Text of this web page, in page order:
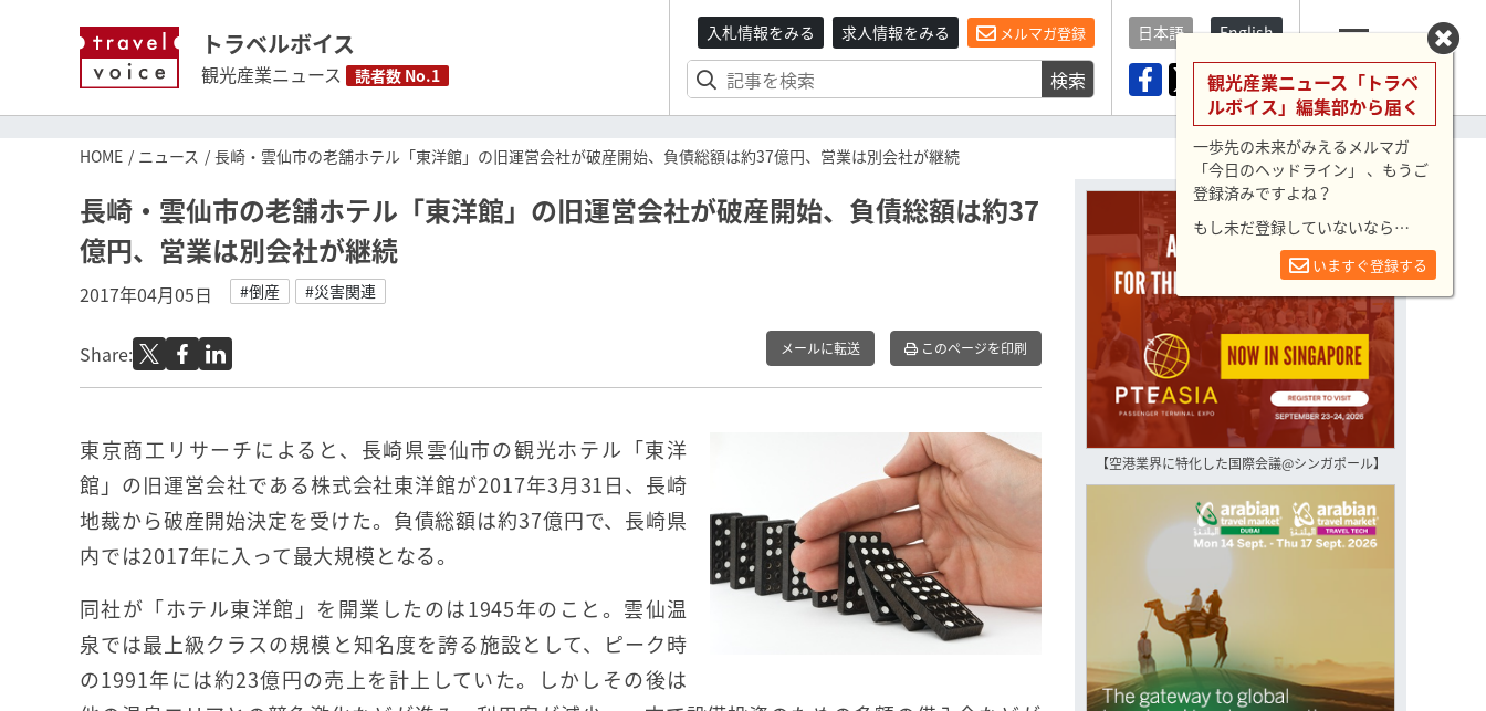
トラベルボイス
観光産業ニュース 読者数 No.1
入札情報をみる 求人情報をみる メルマガ登録
検索
日本語 English
メニュー
HOME ニュース 長崎・雲仙市の老舗ホテル「東洋館」の旧運営会社が破産開始、負債総額は約37億円、営業は別会社が継続
長崎・雲仙市の老舗ホテル「東洋館」の旧運営会社が破産開始、負債総額は約37
億円、営業は別会社が継続
2017年04月05日 #倒産 #災害関連
Share: メールに転送 このページを印刷
東京商工リサーチによると、長崎県雲仙市の観光ホテル「東洋
館」の旧運営会社である株式会社東洋館が2017年3月31日、長崎
地裁から破産開始決定を受けた。負債総額は約37億円で、長崎県
内では2017年に入って最大規模となる。
同社が「ホテル東洋館」を開業したのは1945年のこと。雲仙温
泉では最上級クラスの規模と知名度を誇る施設として、ピーク時
の1991年には約23億円の売上を計上していた。しかしその後は
【空港業界に特化した国際会議@シンガポール】
観光産業ニュース「トラベ
ルボイス」編集部から届く
一歩先の未来がみえるメルマガ
「今日のヘッドライン」 、もうご
登録済みですよね？
もし未だ登録していないなら…
いますぐ登録する